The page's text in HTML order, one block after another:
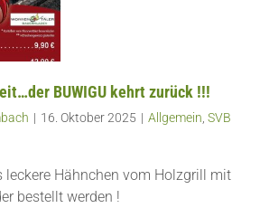
BUWIGU kehrt zurück !!!
| 16. Oktober 2025 | Allgemein, SVB
leckere Hähnchen vom Holzgrill mit
bestellt werden !